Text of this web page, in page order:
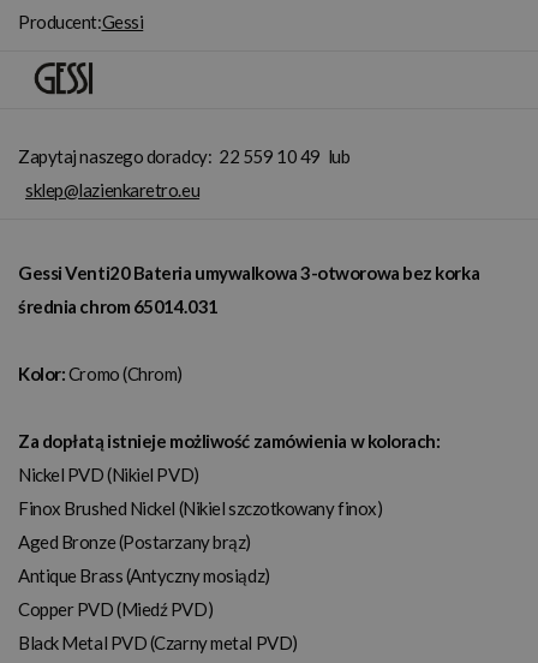
Producent:Gessi
Zapytaj naszego doradcy: 22 559 10 49 lub
sklep@lazienkaretro.eu
Gessi Venti20 Bateria umywalkowa 3-otworowa bez korka
średnia chrom 65014.031
Kolor:Cromo (Chrom)
Za dopłatą istnieje możliwość zamówienia w kolorach:
Nickel PVD (Nikiel PVD)
Finox Brushed Nickel (Nikiel szczotkowany finox)
Aged Bronze (Postarzany brąz)
Antique Brass (Antyczny mosiądz)
Copper PVD (Miedź PVD)
Black Metal PVD (Czarny metal PVD)